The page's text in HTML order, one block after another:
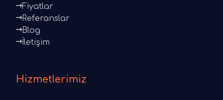
Fiyatlar
Referanslar
Blog
İletişim
Hizmetlerimiz